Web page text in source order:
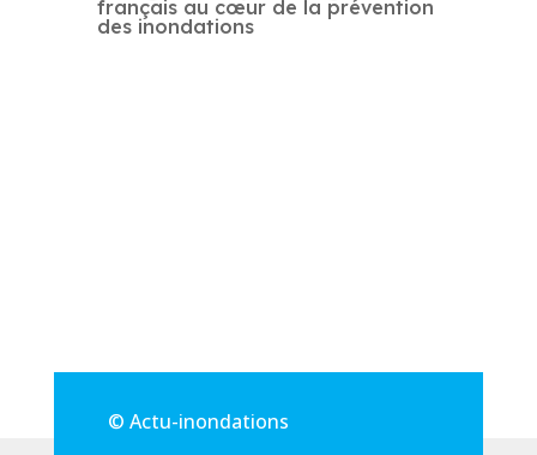
français au cœur de la prévention
des inondations
© Actu-inondations